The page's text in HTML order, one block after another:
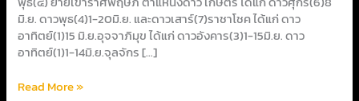
มิ.ย. ดาวพุธ(4)1-20มิ.ย. และดาวเสาร์(7)ราชาโชค ได้แก่ ดาว
อาทิตย์(1)15 มิ.ย.อุจจาภิมุข ได้แก่ ดาวอังคาร(3)1-15มิ.ย. ดาว
อาทิตย์(1)1-14มิ.ย.จุลจักร […]
Read More »